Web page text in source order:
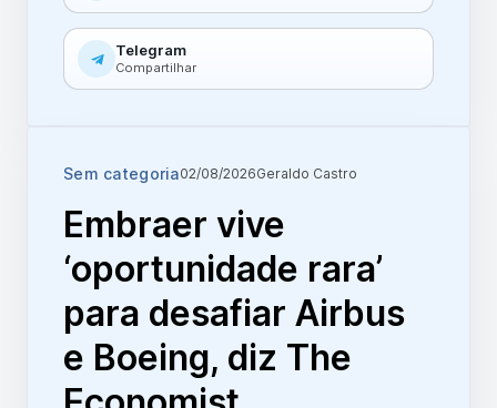
Telegram
Compartilhar
Sem categoria02/08/2026Geraldo Castro
Embraer vive
‘oportunidade rara’
para desafiar Airbus
e Boeing, diz The